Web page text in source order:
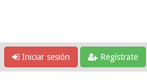
Iniciar sesión Regístrate